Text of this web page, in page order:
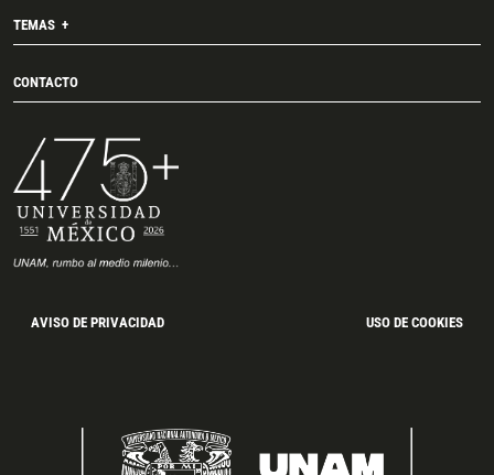
TEMAS
CONTACTO
AVISO DE PRIVACIDAD USO DE COOKIES